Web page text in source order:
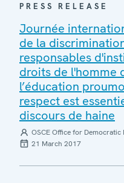
PRESS RELEASE
Journée
de la
responsables
droits de l'homme
l’éducation
respect est
discours de haine
OSCE Office for
21 March 2017